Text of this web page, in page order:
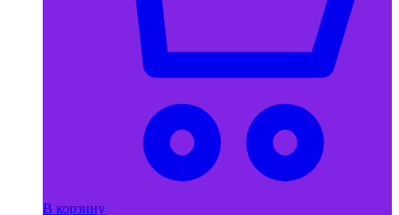
В корзину